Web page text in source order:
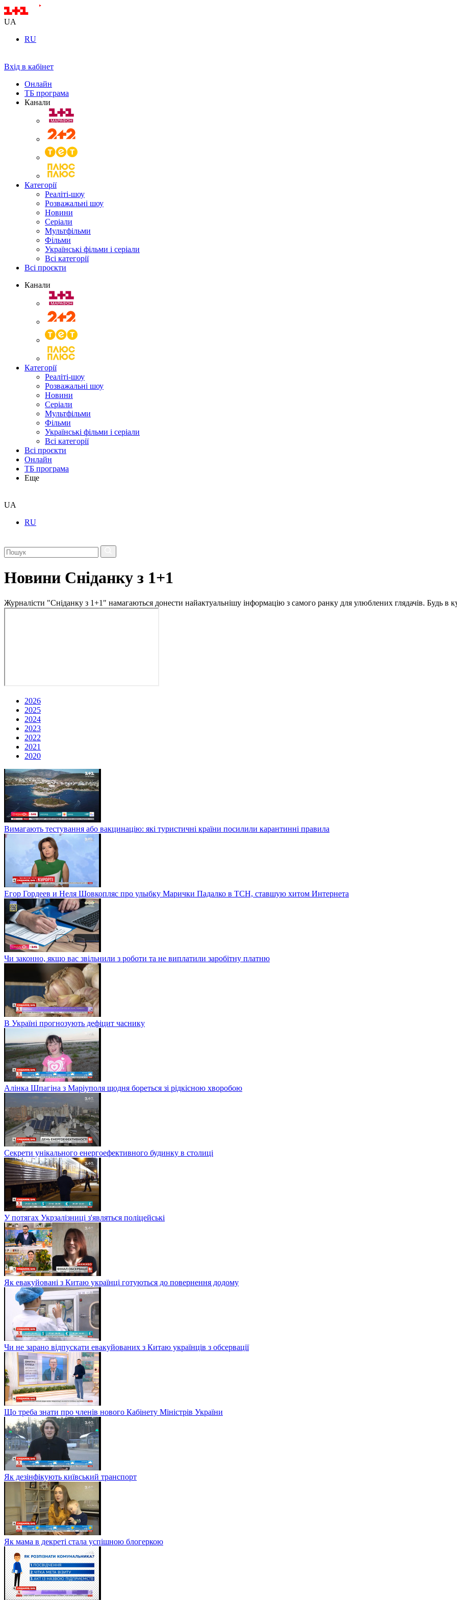
UA
RU
Вхід в кабінет
Онлайн
ТБ програма
Канали
Категорії
Реаліті-шоу
Розважальні шоу
Новини
Серіали
Мультфільми
Фільми
Українські фільми і серіали
Всі категорії
Всі проєкти
Канали
Категорії
Реаліті-шоу
Розважальні шоу
Новини
Серіали
Мультфільми
Фільми
Українські фільми і серіали
Всі категорії
Всі проєкти
Онлайн
ТБ програма
Еще
UA
RU
Новини Сніданку з 1+1
Журналісти "Сніданку з 1+1" намагаються донести найактуальнішу інформацію з самого ранку для улюблених глядачів. Будь в
2026
2025
2024
2023
2022
2021
2020
Вимагають тестування або вакцинацію: які туристичні країни посилили карантинні правила
Егор Гордеев и Неля Шовкопляс про улыбку Марички Падалко в ТСН, ставшую хитом Интернета
Чи законно, якщо вас звільнили з роботи та не виплатили заробітну платню
В Україні прогнозують дефіцит часнику
Алінка Шпагіна з Маріуполя щодня бореться зі рідкісною хворобою
Секрети унікального енергоефективного будинку в столиці
У потягах Укрзалізниці з'являться поліцейські
Як евакуйовані з Китаю українці готуються до повернення додому
Чи не зарано відпускати евакуйованих з Китаю українців з обсервації
Що треба знати про членів нового Кабінету Міністрів України
Як дезінфікують київський транспорт
Як мама в декреті стала успішною блогеркою